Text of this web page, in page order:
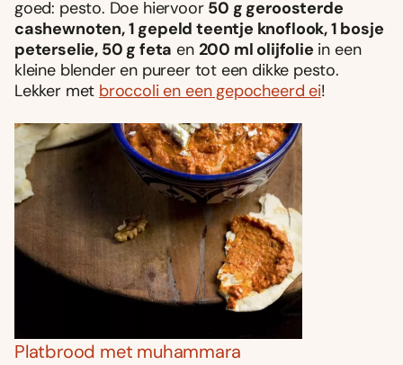
goed: pesto. Doe hiervoor 50 g geroosterde
cashewnoten, 1 gepeld teentje knoflook, 1 bosje
peterselie, 50 g feta en 200 ml olijfolie in een
kleine blender en pureer tot een dikke pesto.
Lekker met broccoli en een gepocheerd ei!
Platbrood met muhammara